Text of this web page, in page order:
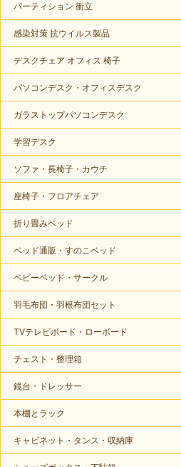
パーティション 衝立
感染対策 抗ウイルス製品
デスクチェア オフィス 椅子
パソコンデスク・オフィスデスク
ガラストップパソコンデスク
学習デスク
ソファ・長椅子・カウチ
座椅子・フロアチェア
折り畳みベッド
ベッド通販・すのこベッド
ベビーベッド・サークル
羽毛布団・羽根布団セット
TVテレビボード・ローボード
チェスト・整理箱
鏡台・ドレッサー
本棚とラック
キャビネット・タンス・収納庫